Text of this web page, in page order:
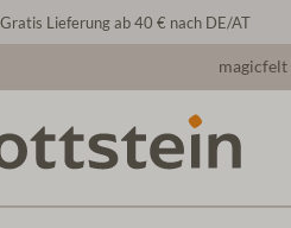
Gratis Lieferung ab 40 € nach DE/AT
magicfelt